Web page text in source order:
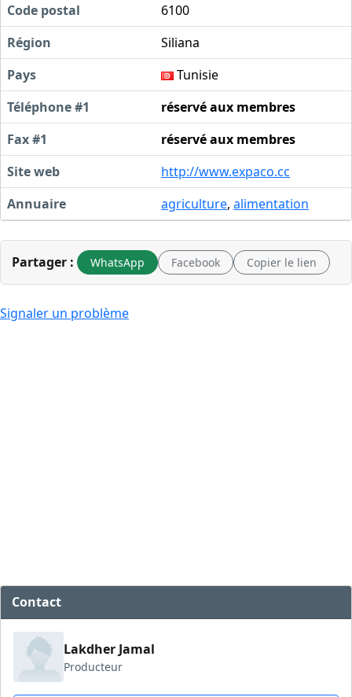
Code postal
6100
Région
Siliana
Pays
Tunisie
Téléphone #1
réservé aux membres
Fax #1
réservé aux membres
Site web
http://www.expaco.cc
Annuaire
agriculture, alimentation
Partager : WhatsApp Facebook Copier le lien
Signaler un problème
Contact
Lakdher Jamal
Producteur